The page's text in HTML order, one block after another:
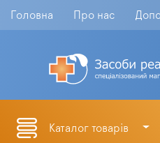
Головна Про нас
Каталог товарів